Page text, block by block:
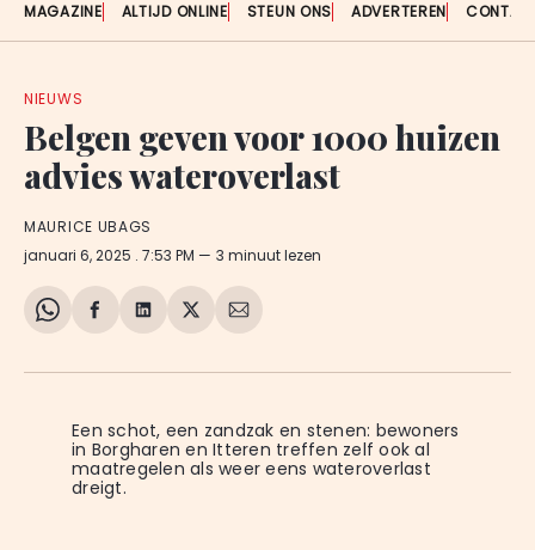
MAGAZINE ALTIJD ONLINE STEUN ONS ADVERTEREN
NIEUWS
Belgen geven voor 1000 huizen
advies wateroverlast
MAURICE UBAGS
januari 6, 2025 . 7:53 PM 3 minuut lezen
Share
WhatsApp
Delen
Facebook
Delen
LinkedIn
Share
X
Deel
E-
Een schot, een zandzak en stenen: bewoners
in Borgharen en Itteren treffen zelf ook al
maatregelen als weer eens wateroverlast
dreigt.